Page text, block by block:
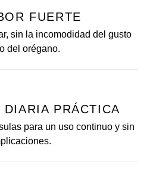
FUERTE
sin la incomodidad del gusto
del orégano.
DIARIA PRÁCTICA
para un uso continuo y sin